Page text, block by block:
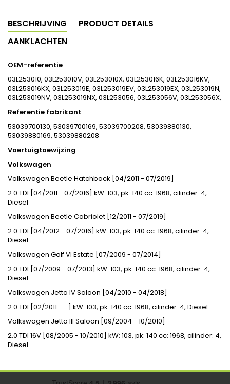
BESCHRIJVING
PRODUCT DETAILS
AANKLACHTEN
OEM-referentie
03L253010, 03L253010V, 03L253010X, 03L253016K, 03L253016KV,
03L253016KX, 03L253019E, 03L253019EV, 03L253019EX, 03L253019N,
03L253019NV, 03L253019NX, 03L253056, 03L253056V, 03L253056X,
Referentie fabrikant
53039700130, 53039700169, 53039700208, 53039880130,
53039880169, 53039880208
Voertuigtoewijzing
Volkswagen
Volkswagen Beetle Hatchback [04/2011 - 07/2019]
2.0 TDI [04/2011 - 07/2016] kW: 103, pk: 140 cc: 1968, cilinder: 4,
Diesel
Volkswagen Beetle Cabriolet [12/2011 - 07/2019]
2.0 TDI [04/2012 - 07/2016] kW: 103, pk: 140 cc: 1968, cilinder: 4,
Diesel
Volkswagen Golf VI Estate [07/2009 - 07/2014]
2.0 TDI [07/2009 - 07/2013] kW: 103, pk: 140 cc: 1968, cilinder: 4,
Diesel
Volkswagen Jetta IV Saloon [04/2010 - 04/2018]
2.0 TDI [02/2011 - ...] kW: 103, pk: 140 cc: 1968, cilinder: 4, Diesel
Volkswagen Jetta III Saloon [09/2004 - 10/2010]
2.0 TDI 16V [08/2005 - 10/2010] kW: 103, pk: 140 cc: 1968, cilinder: 4,
Diesel